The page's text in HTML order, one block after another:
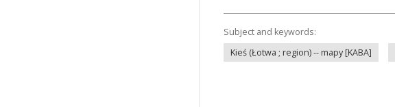
Subject and keywords:
Kieś (Łotwa ; region) -- mapy [KABA]